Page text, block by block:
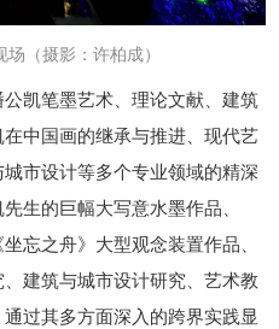
场 （摄影：许柏成）
凯笔墨艺术、理论文献、建筑
中国画的继承与推进、现代艺
市设计等多个专业领域的精深
生的巨幅大写意水墨作品、
忘之舟》大型观念装置作品、
建筑与城市设计研究、艺术教
过其多方面深入的跨界实践显